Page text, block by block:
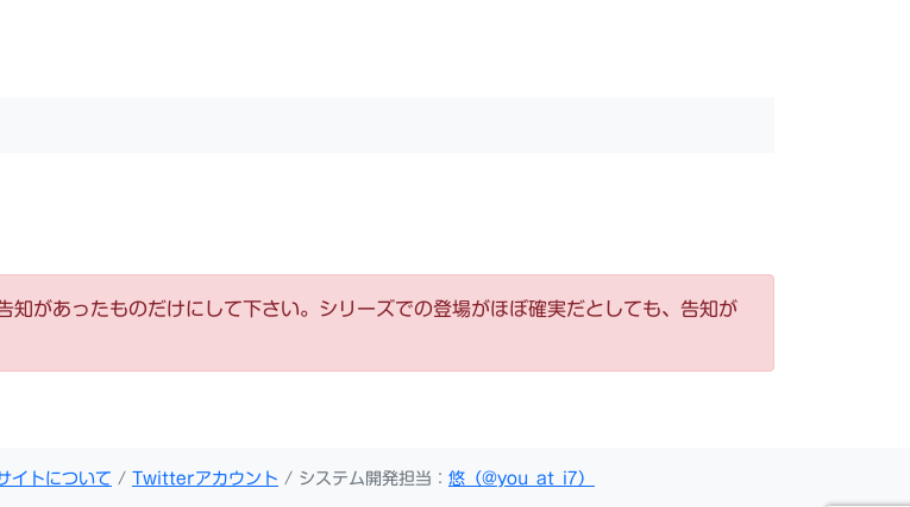
があったものだけにして下さい。シリーズでの登場がほぼ確実だとしても、告知が
イトについて / Twitterアカウント / システム開発担当： 悠（@you_at_i7）